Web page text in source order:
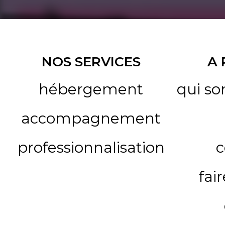
NOS SERVICES
hébergement
accompagnement
professionnalisation
A
qui